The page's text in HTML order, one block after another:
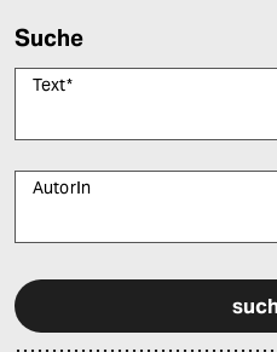
Suche
Text*
AutorIn